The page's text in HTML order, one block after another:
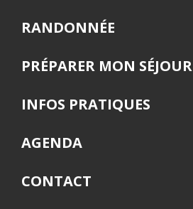
RANDONNÉE
PRÉPARER MON SÉJOUR
INFOS PRATIQUES
AGENDA
CONTACT